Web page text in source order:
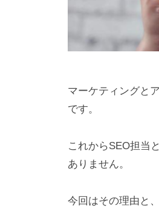
マーケティングと
です。
これからSEO担当
ありません。
今回はその理由と